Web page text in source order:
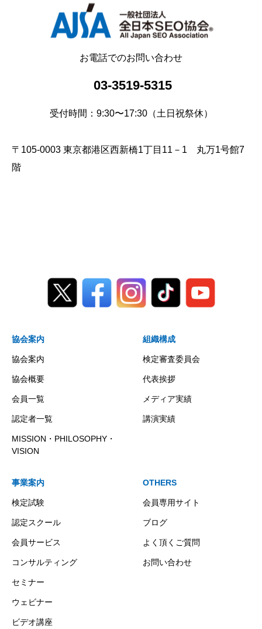
お電話でのお問い合わせ
03-3519-5315
受付時間：9:30〜17:30（土日祝祭休）
〒105-0003 東京都港区西新橋1丁目11－1 丸万1号館7
階
協会案内
協会案内
協会概要
会員一覧
認定者一覧
MISSION・PHILOSOPHY・
VISION
組織構成
検定審査委員会
代表挨拶
メディア実績
講演実績
事業案内
検定試験
認定スクール
会員サービス
コンサルティング
セミナー
ウェビナー
ビデオ講座
OTHERS
会員専用サイト
ブログ
よく頂くご質問
お問い合わせ